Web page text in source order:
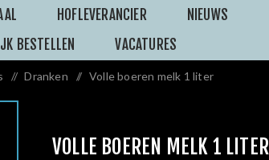
HOFLEVERANCIER
NIEUWS
BESTELLEN VACATURES
/ Dranken / Volle boeren melk 1 liter
VOLLE BOEREN MELK 1 LITER